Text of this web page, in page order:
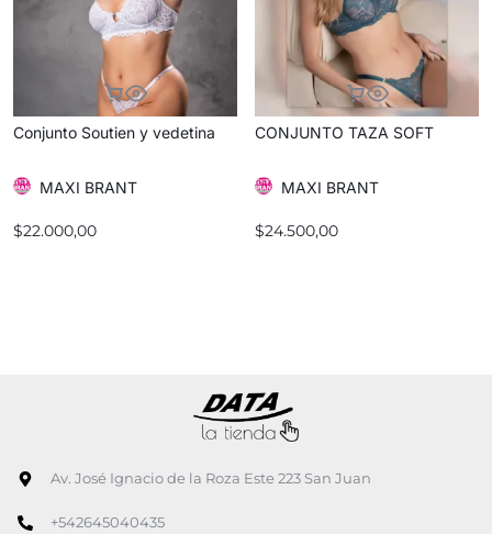
Conjunto Soutien y vedetina
MAXI BRANT
$22.000,00
CONJUNTO TAZA SOFT
MAXI BRANT
$24.500,00
Av. José Ignacio de la Roza Este 223 San Juan
+542645040435